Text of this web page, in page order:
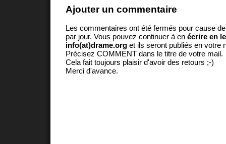
Ajouter un commentaire
Les commentaires ont été fermés pour cause
par jour. Vous pouvez continuer à en écrire en
info(at)drame.org et ils seront publiés en votre
Précisez COMMENT dans le titre de votre mail.
Cela fait toujours plaisir d'avoir des retours ;-)
Merci d'avance.